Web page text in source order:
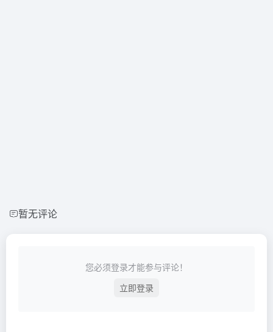
暂无评论
您必须登录才能参与评论！
立即登录